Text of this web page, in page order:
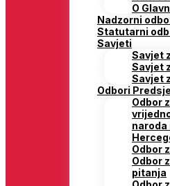
O
Nadzorni
Statutarni
Savjeti
Savjet
Savjet
Savjet
Odbori
Odbor
naroda
Odbor
Odbor
pitanja